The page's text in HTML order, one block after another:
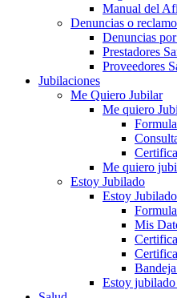
Manual del
Denuncias o
Denuncias
Prestadores
Proveedores
Jubilaciones
Me Quiero Jubilar
Me quiero
Me quiero
Estoy Jubilado
Estoy
Mis
Estoy